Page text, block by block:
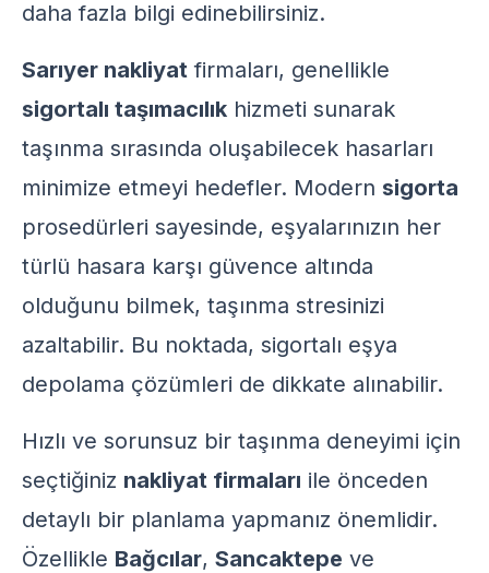
daha fazla bilgi edinebilirsiniz.
Sarıyer nakliyat firmaları, genellikle
sigortalı taşımacılık hizmeti sunarak
taşınma sırasında oluşabilecek hasarları
minimize etmeyi hedefler. Modern sigorta
prosedürleri sayesinde, eşyalarınızın her
türlü hasara karşı güvence altında
olduğunu bilmek, taşınma stresinizi
azaltabilir. Bu noktada, sigortalı eşya
depolama çözümleri de dikkate alınabilir.
Hızlı ve sorunsuz bir taşınma deneyimi için
seçtiğiniz nakliyat firmaları ile önceden
detaylı bir planlama yapmanız önemlidir.
Özellikle Bağcılar, Sancaktepe ve